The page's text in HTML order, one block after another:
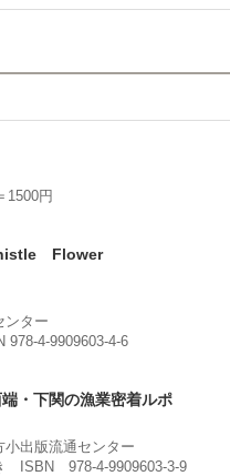
1500円
Flower
ンター
4-9909603-4-6
・下関の漁業密着ルポ
出版流通センター
ISBN 978-4-9909603-3-9